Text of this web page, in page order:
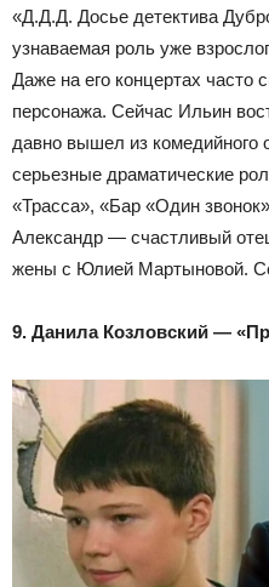
«Д.Д.Д. Досье детектива
узнаваемая роль уже
Даже на его концертах часто
персонажа. Сейчас Ильин
давно вышел из комедийного
серьезные драматические
«Трасса», «Бар «Один
Александр — счастливый
жены с Юлией Мартыновой.
9. Данила Козловский —